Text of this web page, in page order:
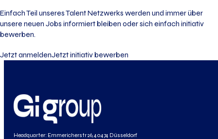
Einfach Teil unseres Talent Netzwerks werden und immer über
unsere neuen Jobs informiert bleiben oder sich einfach initiativ
bewerben.
Jetzt anmeldenJetzt initiativ bewerben
Headquarter: Emmericherstr 26, 40474 Düsseldorf